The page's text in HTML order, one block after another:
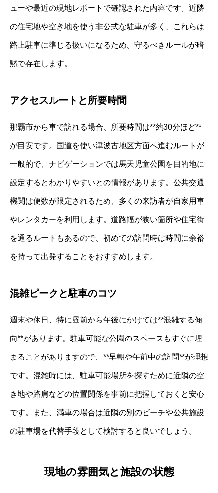
ューや最近の現地レポートで確認された内容です。近隣
の住宅地や空き地を使う非公式な駐車が多く、これらは
路上駐車に準じる扱いになるため、守るべきルールが暗
黙で存在します。
アクセスルートと所要時間
那覇市から車で訪れる場合、所要時間は**約30分ほど**
が目安です。国道を使い津波古地区方面へ進むルートが
一般的で、ナビゲーションでは馬天児童公園を目的地に
設定するとわかりやすいとの情報があります。公共交通
機関は便数が限定されるため、多くの来訪者が自家用車
やレンタカーを利用します。道路幅が狭い箇所や住宅街
を通るルートもあるので、初めての訪問時は時間に余裕
を持って出発することをおすすめします。
混雑ピークと駐車のコツ
週末や休日、特に昼前から午後にかけては**混雑する傾
向**があります。駐車可能な公園のスペースもすぐに埋
まることがありますので、**早朝や午前中の訪問**が理想
です。混雑時には、駐車可能場所を探すために近隣の空
き地や路肩などの位置関係を事前に把握しておくと安心
です。また、満車の場合は近隣の別のビーチや公共施設
の駐車場を代替手段として検討すると良いでしょう。
現地の雰囲気と施設の状態